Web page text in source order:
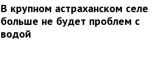
В крупном астраханском селе
больше не будет проблем с
водой